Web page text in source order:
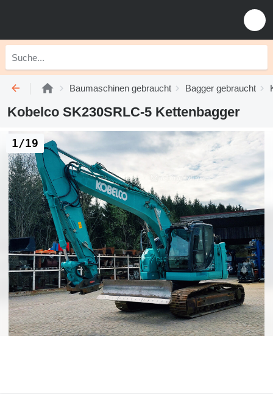
Baumaschinen gebraucht Bagger gebraucht
Kobelco SK230SRLC-5 Kettenbagger
1/19